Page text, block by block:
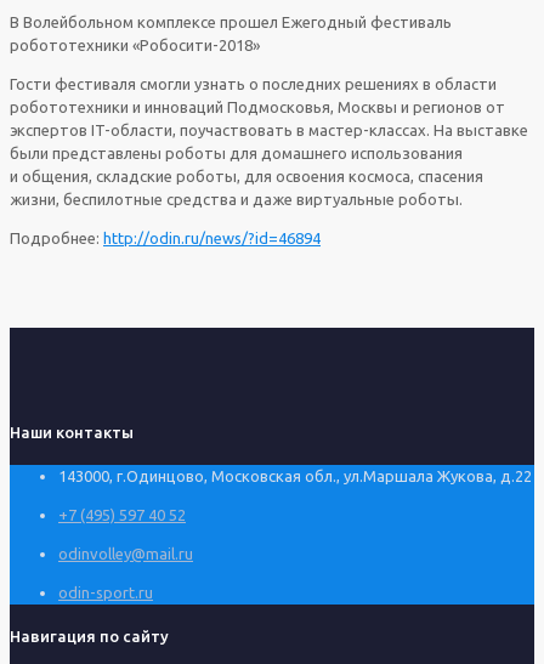
В Волейбольном комплексе прошел Ежегодный фестиваль
робототехники «Робосити-2018»
Гости фестиваля смогли узнать о последних решениях в области
робототехники и инноваций Подмосковья, Москвы и регионов от
экспертов IT-области, поучаствовать в мастер-классах. На выставке
были представлены роботы для домашнего использования
и общения, складские роботы, для освоения космоса, спасения
жизни, беспилотные средства и даже виртуальные роботы.
Подробнее: http://odin.ru/news/?id=46894
Наши контакты
143000, г.Одинцово, Московская обл., ул.Маршала Жукова, д.22
+7 (495) 597 40 52
odinvolley@mail.ru
odin-sport.ru
Навигация по сайту